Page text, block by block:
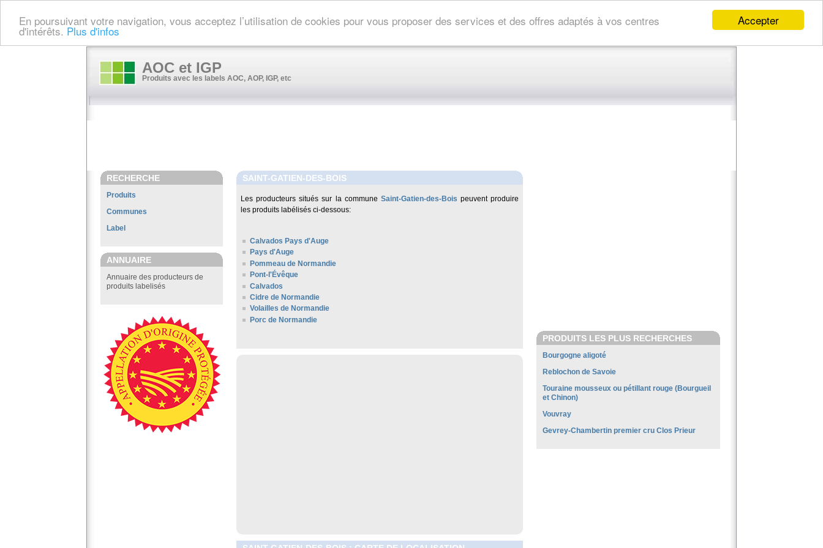
Accepter
En poursuivant votre navigation, vous acceptez l’utilisation de cookies pour vous proposer des services et des offres adaptés à vos centres
d'intérêts. Plus d'infos
AOC et IGP
Produits avec les labels AOC, AOP, IGP, etc
RECHERCHE
Produits
Communes
Label
ANNUAIRE
Annuaire des producteurs de
produits labelisés
SAINT-GATIEN-DES-BOIS
Les producteurs situés sur la commune Saint-Gatien-des-Bois peuvent produire
les produits labélisés ci-dessous:
Calvados Pays d'Auge
Pays d'Auge
Pommeau de Normandie
Pont-l'Évêque
Calvados
Cidre de Normandie
Volailles de Normandie
Porc de Normandie
PRODUITS LES PLUS RECHERCHES
Bourgogne aligoté
Reblochon de Savoie
Touraine mousseux ou pétillant rouge (Bourgueil
et Chinon)
Vouvray
Gevrey-Chambertin premier cru Clos Prieur